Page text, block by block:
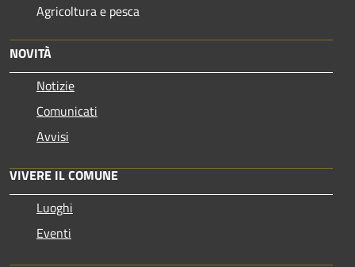
Agricoltura e pesca
NOVITÀ
Notizie
Comunicati
Avvisi
VIVERE IL COMUNE
Luoghi
Eventi